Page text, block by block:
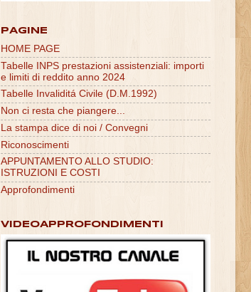
PAGINE
HOME PAGE
Tabelle INPS prestazioni assistenziali: importi
e limiti di reddito anno 2024
Tabelle Invaliditá Civile (D.M.1992)
Non ci resta che piangere...
La stampa dice di noi / Convegni
Riconoscimenti
APPUNTAMENTO ALLO STUDIO:
ISTRUZIONI E COSTI
Approfondimenti
VIDEOAPPROFONDIMENTI